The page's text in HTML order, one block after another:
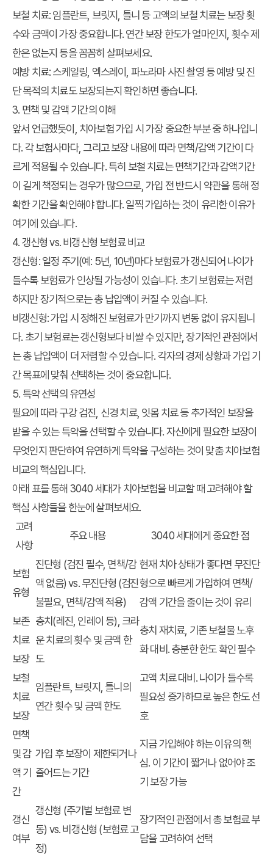
보철 치료: 임플란트, 브릿지, 틀니 등 고액의 보철 치료는 보장 횟
수와 금액이 가장 중요합니다. 연간 보장 한도가 얼마인지, 횟수 제
한은 없는지 등을 꼼꼼히 살펴보세요.
예방 치료: 스케일링, 엑스레이, 파노라마 사진 촬영 등 예방 및 진
단 목적의 치료도 보장되는지 확인하면 좋습니다.
3. 면책 및 감액 기간의 이해
앞서 언급했듯이, 치아보험 가입 시 가장 중요한 부분 중 하나입니
다. 각 보험사마다, 그리고 보장 내용에 따라 면책/감액 기간이 다
르게 적용될 수 있습니다. 특히 보철 치료는 면책기간과 감액기간
이 길게 책정되는 경우가 많으므로, 가입 전 반드시 약관을 통해 정
확한 기간을 확인해야 합니다. 일찍 가입하는 것이 유리한 이유가
여기에 있습니다.
4. 갱신형 vs. 비갱신형 보험료 비교
갱신형: 일정 주기(예: 5년, 10년)마다 보험료가 갱신되어 나이가
들수록 보험료가 인상될 가능성이 있습니다. 초기 보험료는 저렴
하지만 장기적으로는 총 납입액이 커질 수 있습니다.
비갱신형: 가입 시 정해진 보험료가 만기까지 변동 없이 유지됩니
다. 초기 보험료는 갱신형보다 비쌀 수 있지만, 장기적인 관점에서
는 총 납입액이 더 저렴할 수 있습니다. 각자의 경제 상황과 가입 기
간 목표에 맞춰 선택하는 것이 중요합니다.
5. 특약 선택의 유연성
필요에 따라 구강 검진, 신경 치료, 잇몸 치료 등 추가적인 보장을
받을 수 있는 특약을 선택할 수 있습니다. 자신에게 필요한 보장이
무엇인지 판단하여 유연하게 특약을 구성하는 것이 맞춤 치아보험
비교의 핵심입니다.
아래 표를 통해 3040 세대가 치아보험을 비교할 때 고려해야 할
핵심 사항들을 한눈에 살펴보세요.
고려
사항
주요 내용 3040 세대에게 중요한 점
보험
유형
진단형 (검진 필수, 면책/감
액 없음) vs. 무진단형 (검진
불필요, 면책/감액 적용)
현재 치아 상태가 좋다면 무진단
형으로 빠르게 가입하여 면책/
감액 기간을 줄이는 것이 유리
보존
치료
보장
충치(레진, 인레이 등), 크라
운 치료의 횟수 및 금액 한
도
충치 재치료, 기존 보철물 노후
화 대비. 충분한 한도 확인 필수
보철
치료
보장
임플란트, 브릿지, 틀니의
연간 횟수 및 금액 한도
고액 치료 대비. 나이가 들수록
필요성 증가하므로 높은 한도 선
호
면책
및 감
액 기
간
가입 후 보장이 제한되거나
줄어드는 기간
지금 가입해야 하는 이유의 핵
심. 이 기간이 짧거나 없어야 조
기 보장 가능
갱신
여부
갱신형 (주기별 보험료 변
동) vs. 비갱신형 (보험료 고
정)
장기적인 관점에서 총 보험료 부
담을 고려하여 선택